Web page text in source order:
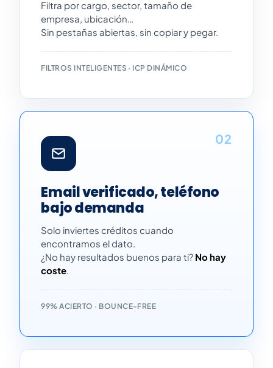
Filtra por cargo, sector, tamaño de
empresa, ubicación…
Sin pestañas abiertas, sin copiar y pegar.
FILTROS INTELIGENTES · ICP DINÁMICO
02
Email verificado, teléfono
bajo demanda
Solo inviertes créditos cuando
encontramos el dato.
¿No hay resultados buenos para ti? No hay
coste.
99% ACIERTO · BOUNCE-FREE